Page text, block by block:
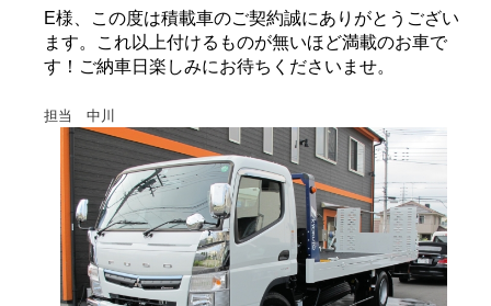
E様、この度は積載車のご契約誠にありがとうござい
ます。これ以上付けるものが無いほど満載のお車で
す！ご納車日楽しみにお待ちくださいませ。
担当 中川